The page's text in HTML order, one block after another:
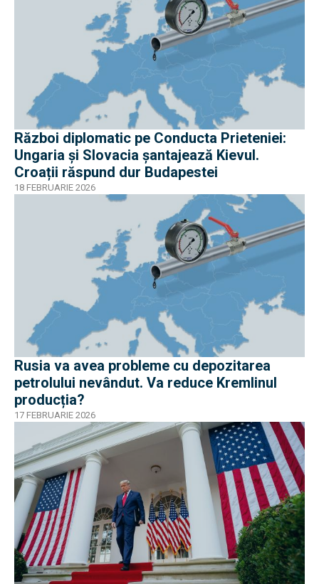
Război diplomatic pe Conducta Prieteniei:
Ungaria și Slovacia șantajează Kievul.
Croații răspund dur Budapestei
18 FEBRUARIE 2026
Rusia va avea probleme cu depozitarea
petrolului nevândut. Va reduce Kremlinul
producția?
17 FEBRUARIE 2026